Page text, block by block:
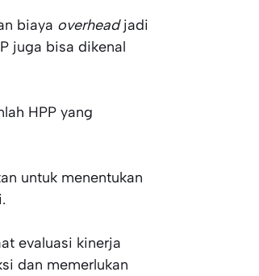
biaya overheadjadi
juga bisa dikenal
HPP yang
untuk menentukan
evaluasi kinerja
dan memerlukan